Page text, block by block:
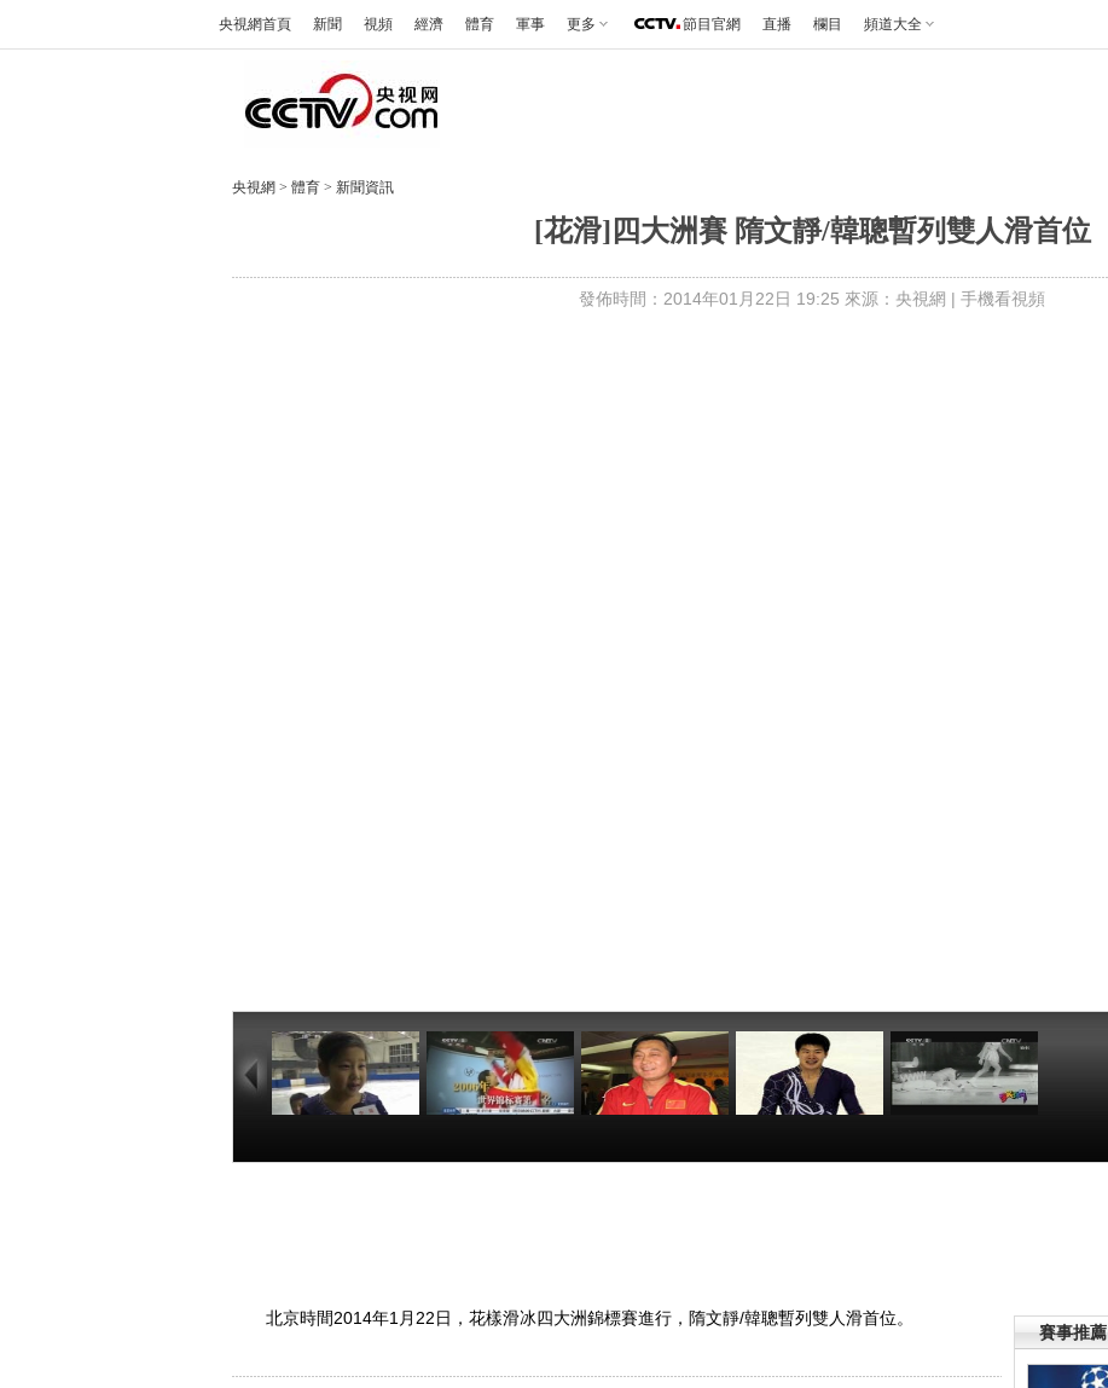
央視網首頁 新聞 視頻 經濟 體育 軍事 更多 節目官網 直播 欄目 頻道大全
央視網 > 體育 > 新聞資訊
[花滑]四大洲賽 隋文靜/韓聰暫列雙人滑首位
發佈時間：2014年01月22日 19:25 來源：央視網 | 手機看視頻
隊在冬夜成長
次帶隊出征冬奧
向索契出發
奧會
運動狂人
賽事推薦
北京時間2014年1月22日，花樣滑冰四大洲錦標賽進行，隋文靜/韓聰暫列雙人滑首位。